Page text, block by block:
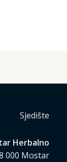
Sjedište
Herbalno
000 Mostar